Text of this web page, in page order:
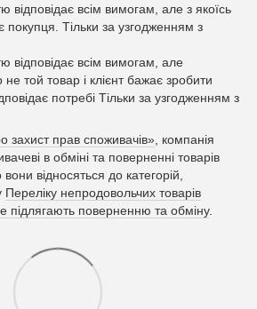
відповідає всім вимогам, але з якоїсь
Тільки за узгодженням з
відповідає всім вимогам, але
той товар і клієнт бажає зробити
потребі Тільки за узгодженням з
захист прав споживачів» , компанія
в обміні та поверненні товарів
відносяться до категорій,
Переліку непродовольчих товарів
підлягають поверненню та обміну.